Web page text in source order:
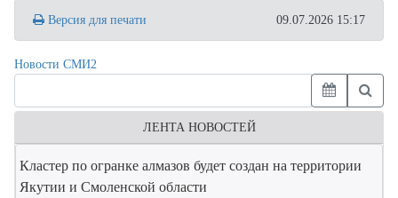
Версия для печати 09.07.2026 15:17
Новости СМИ2
ЛЕНТА НОВОСТЕЙ
Кластер по огранке алмазов будет создан на территории
Якутии и Смоленской области